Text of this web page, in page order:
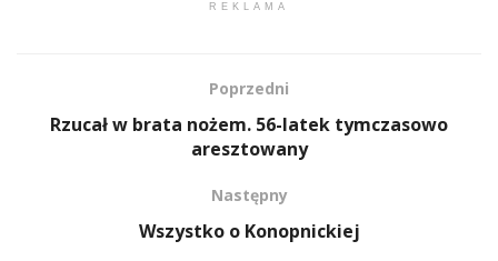
REKLAMA
Poprzedni
Rzucał w brata nożem. 56-latek tymczasowo
aresztowany
Następny
Wszystko o Konopnickiej